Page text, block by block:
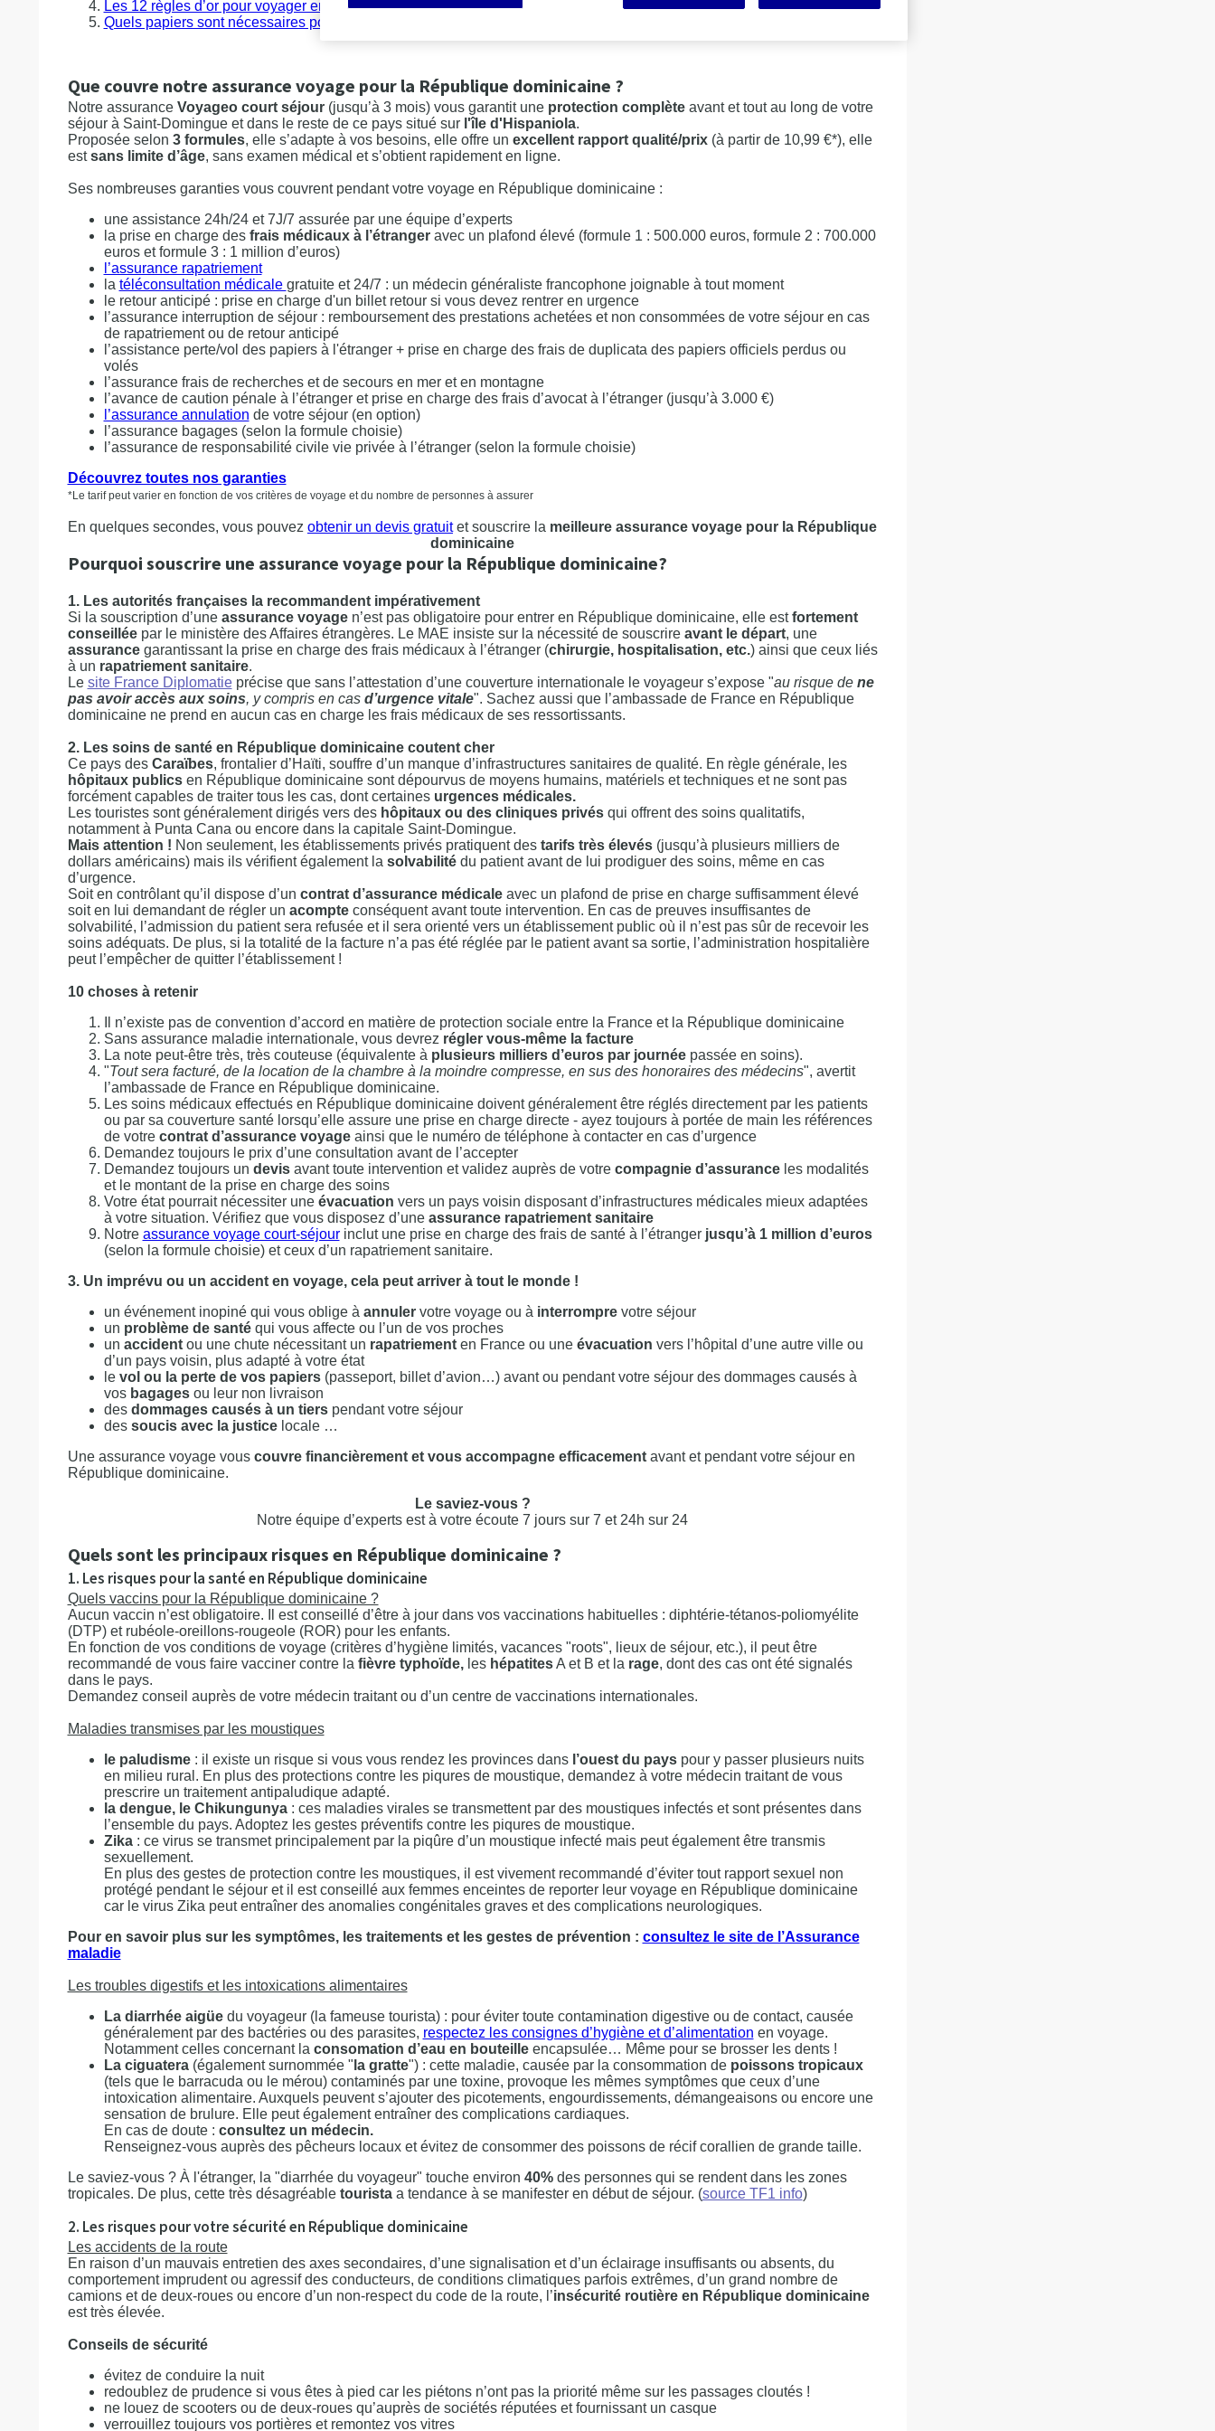
Les 12 règles d’or pour voyager en sécurité
Quels papiers sont nécessaires pour la République dominicaine ?
Que couvre notre assurance voyage pour la République dominicaine ?
Notre assurance Voyageo court séjour(jusqu’à 3 mois) vous garantit une protection complèteavant et tout au long de votre
séjour à Saint-Domingue et dans le reste de ce pays situé sur l'île d'Hispaniola.
Proposée selon 3 formules, elle s’adapte à vos besoins, elle offre un excellent rapport qualité/prix (à partir de 10,99 €*), elle
estsans limite d’âge, sans examen médical et s’obtient rapidement en ligne.
Ses nombreuses garanties vous couvrent pendant votre voyage en République dominicaine :
une assistance 24h/24 et 7J/7 assurée par une équipe d’experts
la prise en charge des frais médicaux à l’étrangeravec un plafond élevé (formule 1 : 500.000 euros, formule 2 : 700.000
euros et formule 3 : 1 million d’euros)
l’assurance rapatriement
la téléconsultation médicale gratuite et 24/7 : un médecin généraliste francophone joignable à tout moment
le retour anticipé : prise en charge d'un billet retour si vous devez rentrer en urgence
l’assurance interruption de séjour : remboursement des prestations achetées et non consommées de votre séjour en cas
de rapatriement ou de retour anticipé
l’assistance perte/vol des papiers à l'étranger + prise en charge des frais de duplicata des papiers officiels perdus ou
volés
l’assurance frais de recherches et de secours en mer et en montagne
l’avance de caution pénale à l’étranger et prise en charge des frais d’avocat à l’étranger (jusqu’à 3.000 €)
l’assurance annulation de votre séjour (en option)
l’assurance bagages (selon la formule choisie)
l’assurance de responsabilité civile vie privée à l’étranger (selon la formule choisie)
Découvrez toutes nos garanties
*Le tarif peut varier en fonction de vos critères de voyage et du nombre de personnes à assurer
En quelques secondes, vous pouvez obtenir un devis gratuitet souscrire la meilleure assurance voyage pour la République
dominicaine
Pourquoi souscrire une assurance voyage pour la République dominicaine?
1. Les autorités françaises la recommandent impérativement
Si la souscription d’une assurance voyagen’est pas obligatoire pour entrer en République dominicaine, elle estfortement
conseilléepar le ministère des Affaires étrangères. Le MAE insiste sur la nécessité de souscrire avant le départ, une
assurancegarantissant la prise en charge des frais médicaux à l’étranger (chirurgie, hospitalisation, etc.) ainsi que ceux liés
à un rapatriement sanitaire.
Le site France Diplomatieprécise que sans l’attestation d’une couverture internationale le voyageur s’expose "au risque de ne
pas avoir accès aux soins, y compris en cas d’urgence vitale". Sachez aussi que l’ambassade de France en République
dominicaine ne prend en aucun cas en charge les frais médicaux de ses ressortissants.
2. Les soins de santé en République dominicaine coutent cher
Ce pays des Caraïbes, frontalier d’Haïti, souffre d’un manque d’infrastructures sanitaires de qualité. En règle générale, les
hôpitaux publics en République dominicaine sont dépourvus de moyens humains, matériels et techniques et ne sont pas
forcément capables de traiter tous les cas, dont certaines urgences médicales.
Les touristes sont généralement dirigés vers deshôpitaux ou des cliniques privésqui offrent des soins qualitatifs,
notamment à Punta Cana ou encore dans la capitale Saint-Domingue.
Mais attention ! Non seulement, les établissements privés pratiquent des tarifs très élevés(jusqu’à plusieurs milliers de
dollars américains) mais ils vérifient également la solvabilitédu patient avant de lui prodiguer des soins, même en cas
d’urgence.
Soit en contrôlant qu’il dispose d’un contrat d’assurance médicaleavec un plafond de prise en charge suffisamment élevé
soit en lui demandant de régler un acompteconséquent avant toute intervention. En cas de preuves insuffisantes de
solvabilité, l’admission du patient sera refusée et il sera orienté vers un établissement public où il n’est pas sûr de recevoir les
soins adéquats. De plus, si la totalité de la facture n’a pas été réglée par le patient avant sa sortie, l’administration hospitalière
peut l’empêcher de quitter l’établissement !
10 choses à retenir
Il n’existe pas de convention d’accord en matière de protection sociale entre la France et la République dominicaine
Sans assurance maladie internationale, vous devrez régler vous-même la facture
La note peut-être très, très couteuse (équivalente à plusieurs milliers d’euros par journéepassée en soins).
"Tout sera facturé, de la location de la chambre à la moindre compresse, en sus des honoraires des médecins", avertit
l’ambassade de France en République dominicaine.
Les soins médicaux effectués en République dominicaine doivent généralement être réglés directement par les patients
ou par sa couverture santé lorsqu’elle assure une prise en charge directe - ayez toujours à portée de main les références
de votre contrat d’assurance voyageainsi que le numéro de téléphone à contacter en cas d’urgence
Demandez toujours le prix d’une consultation avant de l’accepter
Demandez toujours un devisavant toute intervention et validez auprès de votre compagnie d’assuranceles modalités
et le montant de la prise en charge des soins
Votre état pourrait nécessiter une évacuation vers un pays voisin disposant d’infrastructures médicales mieux adaptées
à votre situation. Vérifiez que vous disposez d’une assurance rapatriement sanitaire
Notre assurance voyage court-séjourinclut une prise en charge des frais de santé à l’étrangerjusqu’à 1 million d’euros
(selon la formule choisie) et ceux d’un rapatriement sanitaire.
3. Un imprévu ou un accident en voyage, cela peut arriver à tout le monde !
un événement inopiné qui vous oblige à annuler votre voyage ou à interromprevotre séjour
un problème de santé qui vous affecte ou l’un de vos proches
un accident ou une chute nécessitant un rapatriementen France ou uneévacuation vers l’hôpital d’une autre ville ou
d’un pays voisin, plus adapté à votre état
le vol ou la perte de vos papiers (passeport, billet d’avion…) avant ou pendant votre séjour des dommages causés à
vosbagagesou leur non livraison
desdommages causés à un tierspendant votre séjour
des soucis avec la justicelocale …
Une assurance voyage vous couvre financièrement et vous accompagne efficacement avant et pendant votre séjour en
République dominicaine.
Le saviez-vous ?
Notre équipe d’experts est à votre écoute 7 jours sur 7 et 24h sur 24
Quels sont les principaux risques en République dominicaine ?
1. Les risques pour la santé en République dominicaine
Quels vaccins pour la République dominicaine ?
Aucun vaccin n’est obligatoire. Il est conseillé d’être à jour dans vos vaccinations habituelles : diphtérie-tétanos-poliomyélite
(DTP) et rubéole-oreillons-rougeole (ROR) pour les enfants.
En fonction de vos conditions de voyage (critères d’hygiène limités, vacances "roots", lieux de séjour, etc.), il peut être
recommandé de vous faire vacciner contre la fièvre typhoïde,leshépatitesA et B et la rage, dont des cas ont été signalés
dans le pays.
Demandez conseil auprès de votre médecin traitant ou d’un centre de vaccinations internationales.
Maladies transmises par les moustiques
le paludisme: il existe un risque si vous vous rendez les provinces dans l’ouest du payspour y passer plusieurs nuits
en milieu rural. En plus des protections contre les piqures de moustique, demandez à votre médecin traitant de vous
prescrire un traitement antipaludique adapté.
la dengue, le Chikungunya: ces maladies virales se transmettent par des moustiques infectés et sont présentes dans
l’ensemble du pays. Adoptez les gestes préventifs contre les piqures de moustique.
Zika : ce virus se transmet principalement par la piqûre d’un moustique infecté mais peut également être transmis
sexuellement.
En plus des gestes de protection contre les moustiques, il est vivement recommandé d’éviter tout rapport sexuel non
protégé pendant le séjour et il est conseillé aux femmes enceintes de reporter leur voyage en République dominicaine
car le virus Zika peut entraîner des anomalies congénitales graves et des complications neurologiques.
Pour en savoir plus sur les symptômes, les traitements et les gestes de prévention : consultez le site de l’Assurance
maladie
Les troubles digestifs et les intoxications alimentaires
La diarrhée aigüedu voyageur (la fameuse tourista) : pour éviter toute contamination digestive ou de contact, causée
généralement par des bactéries ou des parasites, respectez les consignes d’hygiène et d’alimentation en voyage.
Notamment celles concernant la consomation d’eau en bouteilleencapsulée… Même pour se brosser les dents !
La ciguatera (également surnommée " la gratte") : cette maladie, causée par la consommation depoissons tropicaux
(tels que le barracuda ou le mérou) contaminés par une toxine, provoque les mêmes symptômes que ceux d’une
intoxication alimentaire. Auxquels peuvent s’ajouter des picotements, engourdissements, démangeaisons ou encore une
sensation de brulure. Elle peut également entraîner des complications cardiaques.
En cas de doute : consultez un médecin.
Renseignez-vous auprès des pêcheurs locaux et évitez de consommer des poissons de récif corallien de grande taille.
Le saviez-vous ? À l'étranger, la "diarrhée du voyageur" touche environ 40%des personnes qui se rendent dans les zones
tropicales. De plus, cette très désagréabletouristaa tendance à se manifester en début de séjour. (source TF1 info)
2. Les risques pour votre sécurité en République dominicaine
Les accidents de la route
En raison d’un mauvais entretien des axes secondaires, d’une signalisation et d’un éclairage insuffisants ou absents, du
comportement imprudent ou agressif des conducteurs, de conditions climatiques parfois extrêmes, d’un grand nombre de
camions et de deux-roues ou encore d’un non-respect du code de la route, l’insécurité routière en République dominicaine
est très élevée.
Conseils de sécurité
évitez de conduire la nuit
redoublez de prudence si vous êtes à pied car les piétons n’ont pas la priorité même sur les passages cloutés !
ne louez de scooters ou de deux-roues qu’auprès de sociétés réputées et fournissant un casque
verrouillez toujours vos portières et remontez vos vitres